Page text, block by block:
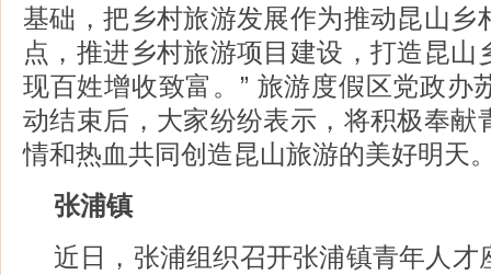
基础，把乡村旅游发展作为推动昆山乡
点，推进乡村旅游项目建设，打造昆山
现百姓增收致富。” 旅游度假区党政办
动结束后，大家纷纷表示，将积极奉献
情和热血共同创造昆山旅游的美好明天
张浦镇
近日，张浦组织召开张浦镇青年人才